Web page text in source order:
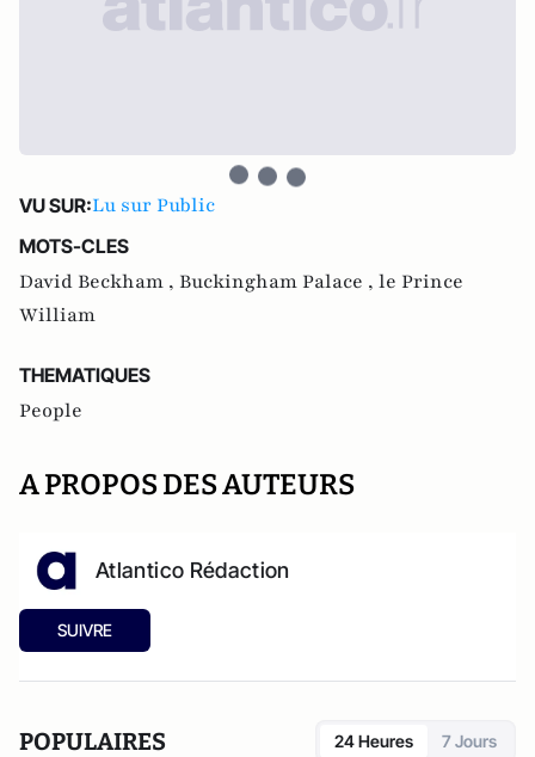
VU SUR:Lu sur Public
MOTS-CLES
David Beckham , Buckingham Palace , le Prince
William
THEMATIQUES
People
A PROPOS DES AUTEURS
Atlantico Rédaction
SUIVRE
POPULAIRES 24 Heures 7 Jours